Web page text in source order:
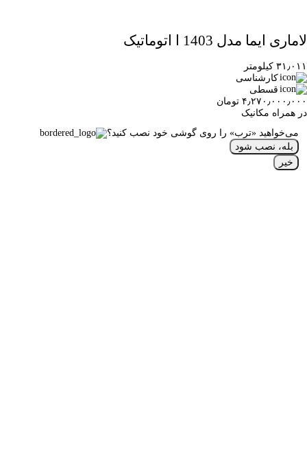
لاماری ایما مدل 1403 ا اتوماتیک
۳۱٫۰۱۱ کیلومتر
کارشناسی
قسطی
۴٫۲۷۰٫۰۰۰٫۰۰۰ تومان
در همراه مکانیک
می‌خواهید «ترب» را روی گوشی خود نصب کنید؟
بله، نصب شود
خیر